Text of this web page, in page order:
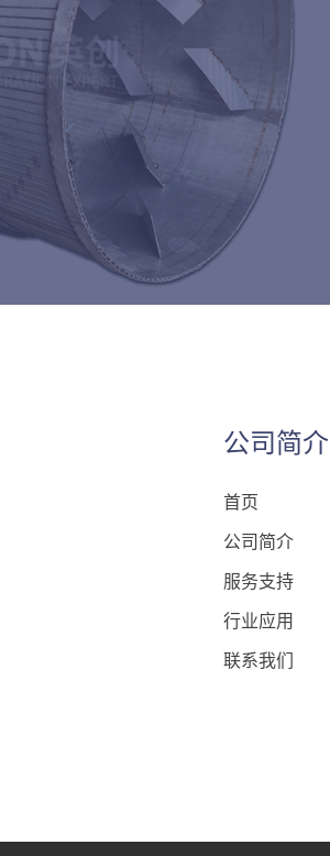
公司简介
首页
公司简介
服务支持
行业应用
联系我们